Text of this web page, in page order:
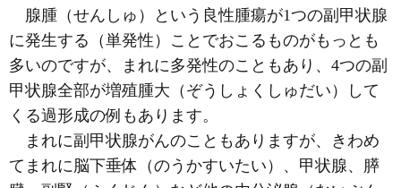
腺腫（せんしゅ）という良性腫瘍が1つの副甲状腺
に発生する（単発性）ことでおこるものがもっとも
多いのですが、まれに多発性のこともあり、4つの副
甲状腺全部が増殖腫大（ぞうしょくしゅだい）して
くる過形成の例もあります。
まれに副甲状腺がんのこともありますが、きわめ
てまれに脳下垂体（のうかすいたい）、甲状腺、膵